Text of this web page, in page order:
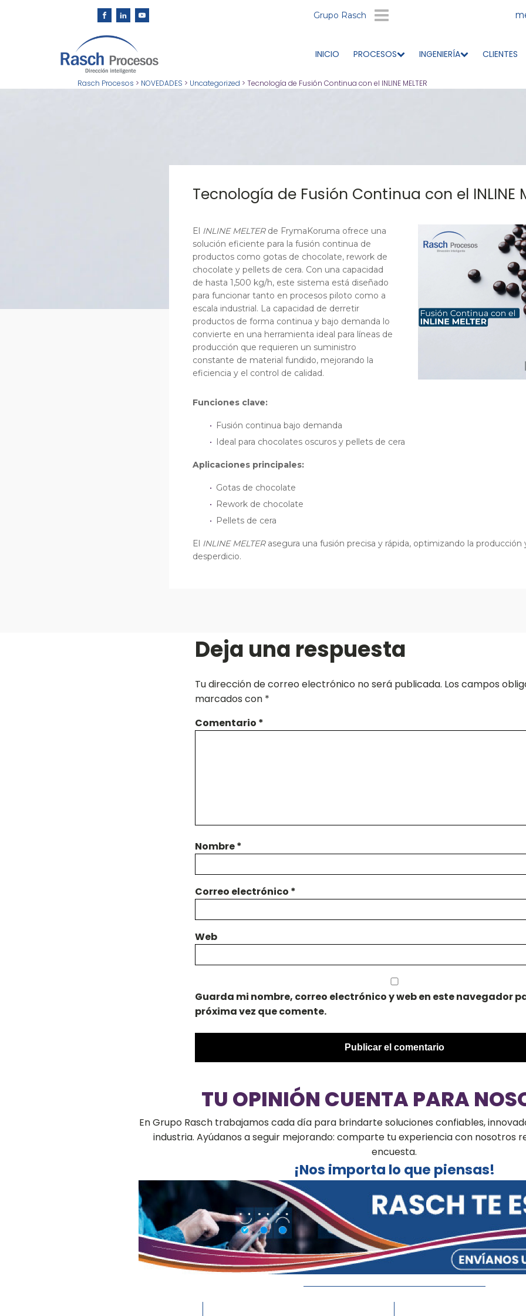
Grupo Rasch
INICIO PROCESOS INGENIERÍA CLIENTES
Rasch Procesos > NOVEDADES > Uncategorized > Tecnología de Fusión Continua con el INLINE MELTER
Tecnología de Fusión Continua con el INLINE
El INLINE MELTERde FrymaKoruma ofrece una
solución eficiente para la fusión continua de
productos como gotas de chocolate, rework de
chocolate y pellets de cera. Con una capacidad
de hasta 1,500 kg/h, este sistema está diseñado
para funcionar tanto en procesos piloto como a
escala industrial. La capacidad de derretir
productos de forma continua y bajo demanda lo
convierte en una herramienta ideal para líneas de
producción que requieren un suministro
constante de material fundido, mejorando la
eficiencia y el control de calidad.
Funciones clave:
Fusión continua bajo demanda
Ideal para chocolates oscuros y pellets de cera
Aplicaciones principales:
Gotas de chocolate
Rework de chocolate
Pellets de cera
El INLINE MELTERasegura una fusión precisa y rápida, optimizando la producción
desperdicio.
Deja una respuesta
Tu dirección de correo electrónico no será publicada. Los campos
marcados con *
Comentario *
Nombre*
Correo electrónico *
Web
Guarda mi nombre, correo electrónico y web en este navegador
próxima vez que comente.
TU OPINIÓN CUENTA PARA
En Grupo Rasch trabajamos cada día para brindarte soluciones confiables,
industria. Ayúdanos a seguir mejorando: comparte tu experiencia con nosotros
encuesta.
¡Nos importa lo que piensas!